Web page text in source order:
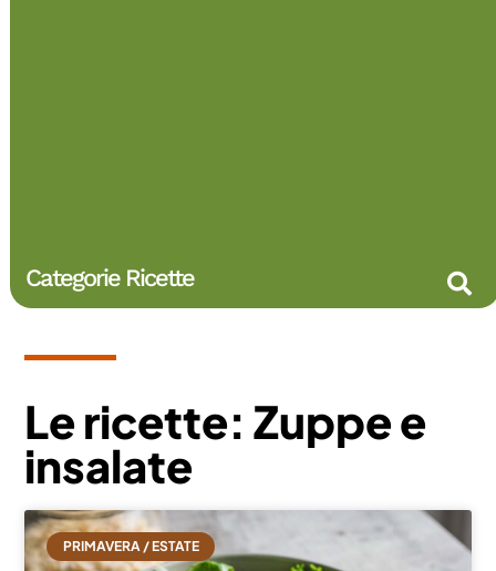
Categorie Ricette
Le ricette: Zuppe e
insalate
PRIMAVERA / ESTATE